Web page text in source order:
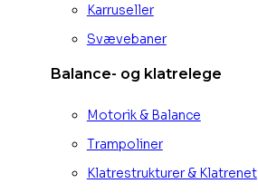
Karruseller
Svævebaner
Balance- og klatrelege
Motorik & Balance
Trampoliner
Klatrestrukturer & Klatrenet